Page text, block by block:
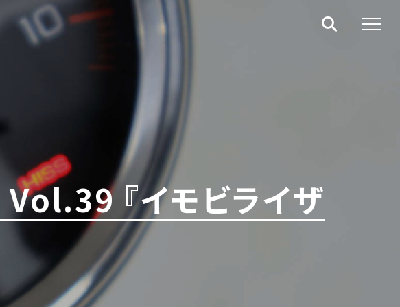
『イモビライザ